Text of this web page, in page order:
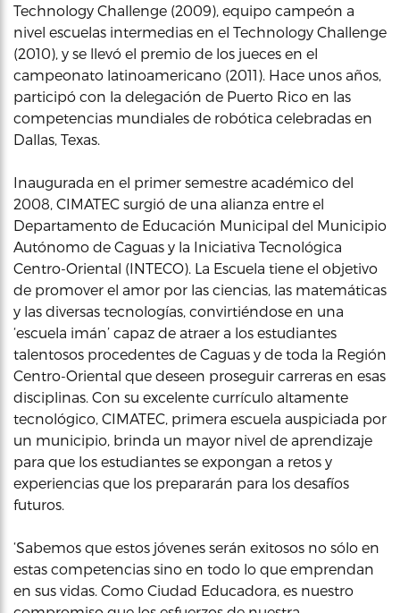
Technology Challenge (2009), equipo campeón a
nivel escuelas intermedias en el Technology Challenge
(2010), y se llevó el premio de los jueces en el
campeonato latinoamericano (2011). Hace unos años,
participó con la delegación de Puerto Rico en las
competencias mundiales de robótica celebradas en
Dallas, Texas.
Inaugurada en el primer semestre académico del
2008, CIMATEC surgió de una alianza entre el
Departamento de Educación Municipal del Municipio
Autónomo de Caguas y la Iniciativa Tecnológica
Centro-Oriental (INTECO). La Escuela tiene el objetivo
de promover el amor por las ciencias, las matemáticas
y las diversas tecnologías, convirtiéndose en una
‘escuela imán’ capaz de atraer a los estudiantes
talentosos procedentes de Caguas y de toda la Región
Centro-Oriental que deseen proseguir carreras en esas
disciplinas. Con su excelente currículo altamente
tecnológico, CIMATEC, primera escuela auspiciada por
un municipio, brinda un mayor nivel de aprendizaje
para que los estudiantes se expongan a retos y
experiencias que los prepararán para los desafíos
futuros.
‘Sabemos que estos jóvenes serán exitosos no sólo en
estas competencias sino en todo lo que emprendan
en sus vidas. Como Ciudad Educadora, es nuestro